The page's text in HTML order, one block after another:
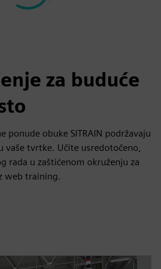
za buduće
ponude obuke SITRAIN podržavaju
vaše tvrtke. Učite usredotočeno,
rada u zaštićenom okruženju za
web training.